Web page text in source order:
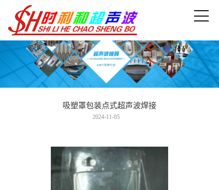
吸塑罩包装点式超声波焊接
2024-11-05